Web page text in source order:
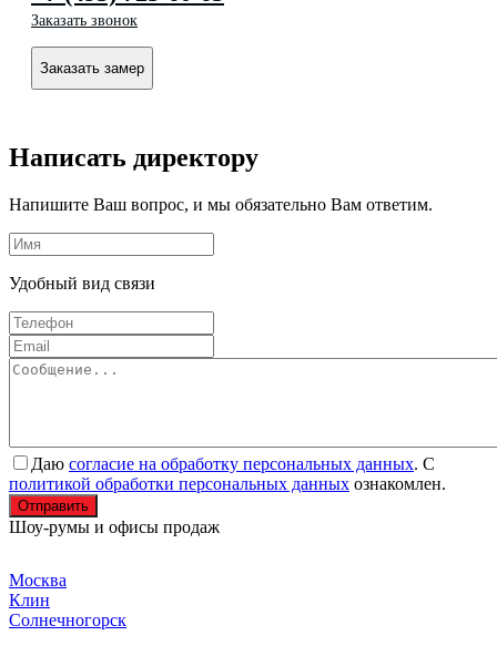
Заказать звонок
Заказать замер
Написать директору
Напишите Ваш вопрос, и мы обязательно Вам ответим.
Удобный вид связи
Даю согласие на обработку персональных данных. С
политикой обработки персональных данных ознакомлен.
Отправить
Шоу-румы и офисы продаж
Москва
Клин
Солнечногорск